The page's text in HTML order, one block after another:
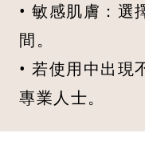
• 敏感肌膚：選
間。
• 若使用中出現
專業人士。